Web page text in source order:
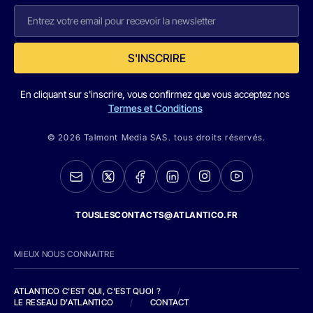
S'INSCRIRE
En cliquant sur s'inscrire, vous confirmez que vous acceptez nos
Termes et Conditions
© 2026 Talmont Media SAS. tous droits réservés.
TOUSLESCONTACTS@ATLANTICO.FR
MIEUX NOUS CONNAITRE
ATLANTICO C'EST QUI, C'EST QUOI ?
/
LE RESEAU D'ATLANTICO
/ CONTACT